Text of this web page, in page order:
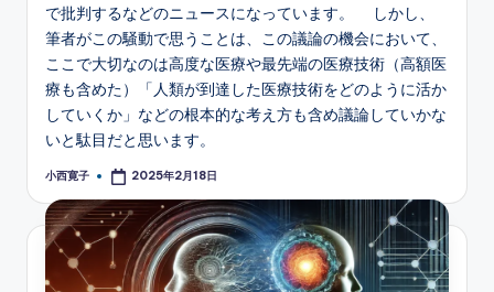
で批判するなどのニュースになっています。 しかし、
筆者がこの騒動で思うことは、この議論の機会において、
ここで大切なのは高度な医療や最先端の医療技術（高額医
療も含めた）「人類が到達した医療技術をどのように活か
していくか」などの根本的な考え方も含め議論していかな
いと駄目だと思います。
Posted
小西寛子 2025年2月18日